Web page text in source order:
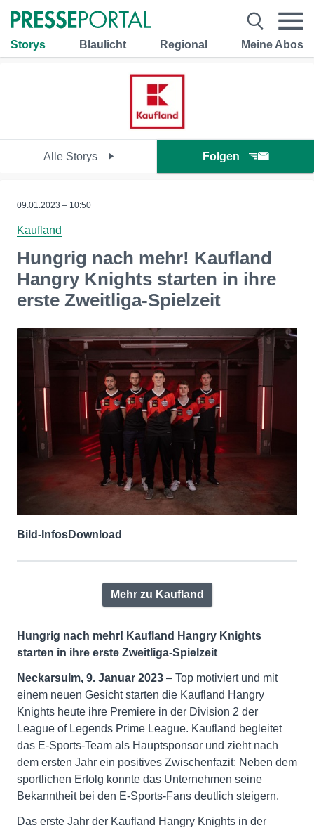
Storys Blaulicht Regional Meine Abos
Alle Storys Folgen
09.01.2023 – 10:50
Kaufland
Hungrig nach mehr! Kaufland
Hangry Knights starten in ihre
erste Zweitliga-Spielzeit
Bild-InfosDownload
Mehr zu Kaufland
Hungrig nach mehr! Kaufland Hangry Knights
starten in ihre erste Zweitliga-Spielzeit
Neckarsulm, 9. Januar 2023 – Top motiviert und mit
einem neuen Gesicht starten die Kaufland Hangry
Knights heute ihre Premiere in der Division 2 der
League of Legends Prime League. Kaufland begleitet
das E-Sports-Team als Hauptsponsor und zieht nach
dem ersten Jahr ein positives Zwischenfazit: Neben dem
sportlichen Erfolg konnte das Unternehmen seine
Bekanntheit bei den E-Sports-Fans deutlich steigern.
Das erste Jahr der Kaufland Hangry Knights in der